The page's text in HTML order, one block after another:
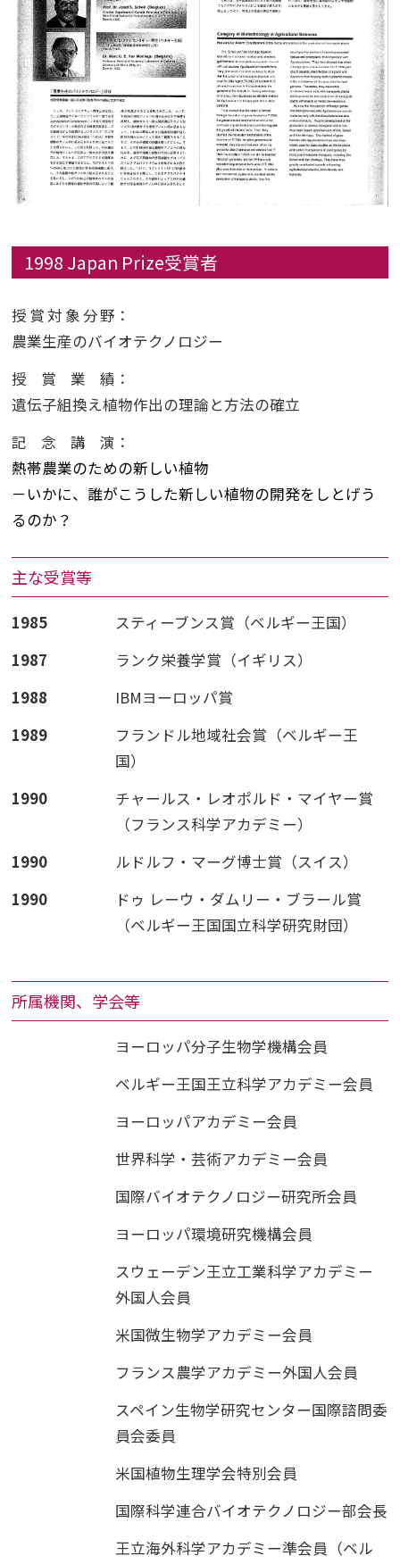
1998 Japan Prize受賞者
授賞対象分野 ：
農業生産のバイオテクノロジー
授賞業績 ：
遺伝子組換え植物作出の理論と方法の確立
記念講演 ：
熱帯農業のための新しい植物
－いかに、誰がこうした新しい植物の開発をしとげう
るのか？
主な受賞等
1985
スティーブンス賞（ベルギー王国）
1987
ランク栄養学賞（イギリス）
1988
IBMヨーロッパ賞
1989
フランドル地域社会賞（ベルギー王
国）
1990
チャールス・レオポルド・マイヤー賞
（フランス科学アカデミー）
1990
ルドルフ・マーグ博士賞（スイス）
1990
ドゥ レーウ・ダムリー・ブラール賞
（ベルギー王国国立科学研究財団）
所属機関、学会等
ヨーロッパ分子生物学機構会員
ベルギー王国王立科学アカデミー会員
ヨーロッパアカデミー会員
世界科学・芸術アカデミー会員
国際バイオテクノロジー研究所会員
ヨーロッパ環境研究機構会員
スウェーデン王立工業科学アカデミー
外国人会員
米国微生物学アカデミー会員
フランス農学アカデミー外国人会員
スペイン生物学研究センター国際諮問委
員会委員
米国植物生理学会特別会員
国際科学連合バイオテクノロジー部会長
王立海外科学アカデミー準会員（ベル